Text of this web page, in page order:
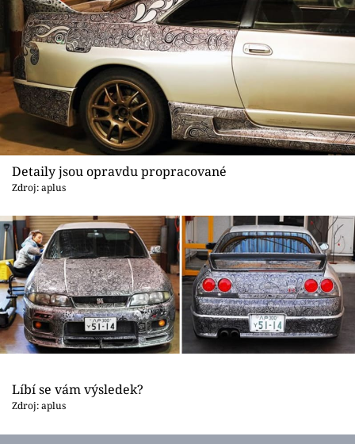
Detaily jsou opravdu propracované
Zdroj: aplus
Líbí se vám výsledek?
Zdroj: aplus